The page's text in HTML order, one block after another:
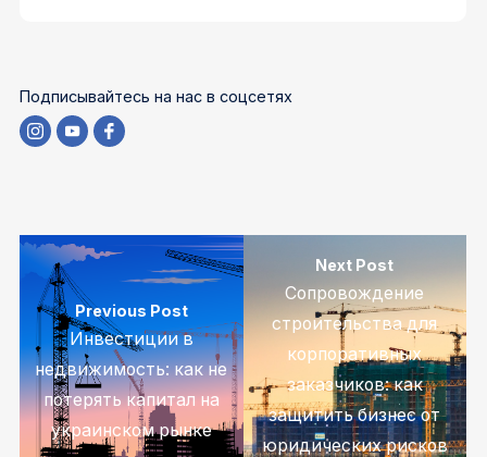
Подписывайтесь на нас в соцсетях
Previous Post
Инвестиции в
недвижимость: как не
потерять капитал на
украинском рынке
Next Post
Сопровождение
строительства для
корпоративных
заказчиков: как
защитить бизнес от
юридических рисков